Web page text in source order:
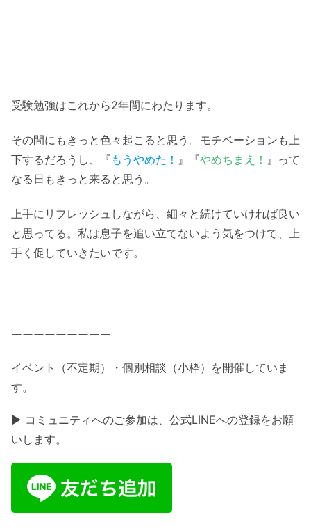
受験勉強はこれから2年間にわたります。
その間にもきっと色々起こると思う。モチベーションも上
下するだろうし、『 もうやめた！ 』『やめちまえ！ 』って
なる日もきっと来ると思う。
上手にリフレッシュしながら、細々と続けていければ良い
と思ってる。私は息子を追い立てないよう気をつけて、上
手く促していきたいです。
ーーーーーーーーー
イベント（不定期）・個別相談（小枠）を開催していま
す。
▶ コミュニティへのご参加は、公式LINEへの登録をお願
いします。